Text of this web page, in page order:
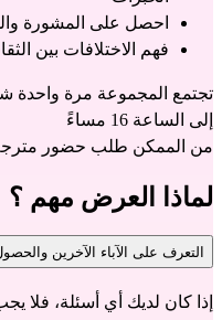
احصل على المشورة
فهم الاختلافات بين
إلى الساعة 16 مساءً
من الممكن طلب حضور مترجم
لماذا العرض مهم ؟
التعرف على الآباء الآخرين
إذا كان لديك أي أسئلة، فلا